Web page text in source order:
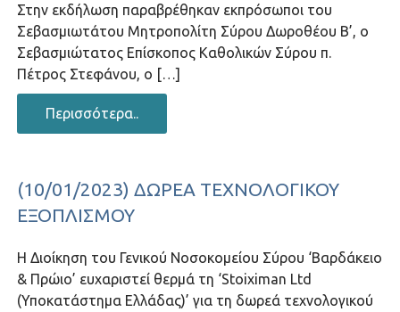
Στην εκδήλωση παραβρέθηκαν εκπρόσωποι του
Σεβασμιωτάτου Μητροπολίτη Σύρου Δωροθέου Β’, ο
Σεβασμιώτατος Επίσκοπος Καθολικών Σύρου π.
Πέτρος Στεφάνου, ο […]
Περισσότερα..
(10/01/2023) ΔΩΡΕΆ ΤΕΧΝΟΛΟΓΙΚΟΎ
ΕΞΟΠΛΙΣΜΟΎ
Η Διοίκηση του Γενικού Νοσοκομείου Σύρου ‘Βαρδάκειο
& Πρώιο’ ευχαριστεί θερμά τη ‘Stoiximan Ltd
(Υποκατάστημα Ελλάδας)’ για τη δωρεά τεχνολογικού